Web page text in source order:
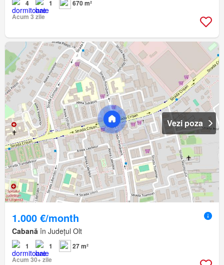
4 1
670 m²
Acum 3 zile
Vezi poza
1.000 €/month
Cabană în Județul Olt
1 1
27 m²
Acum 30+ zile